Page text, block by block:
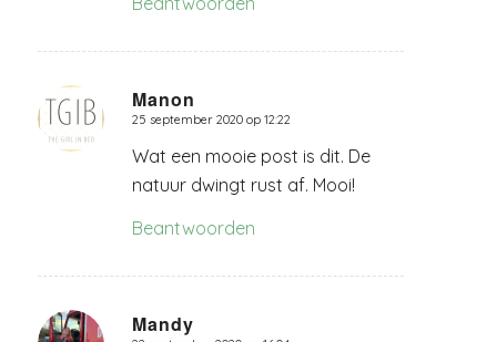
Manon
zegt:
25 september 2020 op 12:22
Wat een mooie post is dit. De
natuur dwingt rust af. Mooi!
Beantwoorden
Mandy